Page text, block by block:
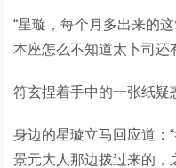
“星璇，每个月多出来的
本座怎么不知道太卜司
符玄捏着手中的一张纸疑
身边的星璇立马回应道：
景元大人那边拨过来的，